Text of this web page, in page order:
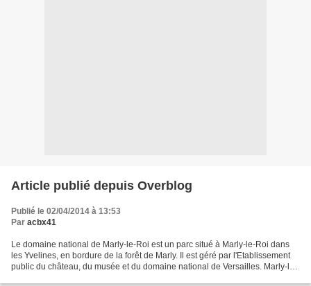
Article publié depuis Overblog
Publié le 02/04/2014 à 13:53
Par acbx41
Le domaine national de Marly-le-Roi est un parc situé à Marly-le-Roi dans
les Yvelines, en bordure de la forêt de Marly. Il est géré par l'Etablissement
public du château, du musée et du domaine national de Versailles. Marly-le-